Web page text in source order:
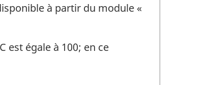
à partir du module «
est égale à 100; en ce